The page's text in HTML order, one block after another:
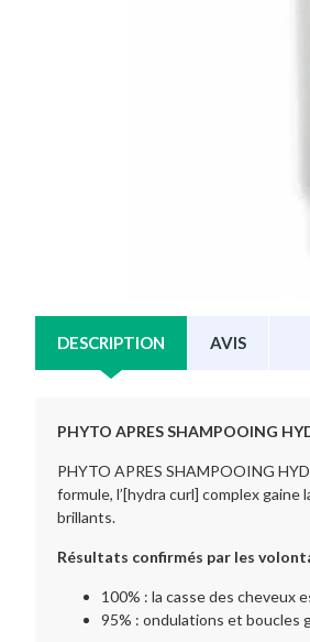
DESCRIPTION AVIS
PHYTO APRES SHAMPOOING
PHYTO APRES SHAMPOOING
formule, l’[hydra curl] complex
brillants.
Résultats confirmés par les
100% : la casse des cheveux
95% : ondulations et boucles